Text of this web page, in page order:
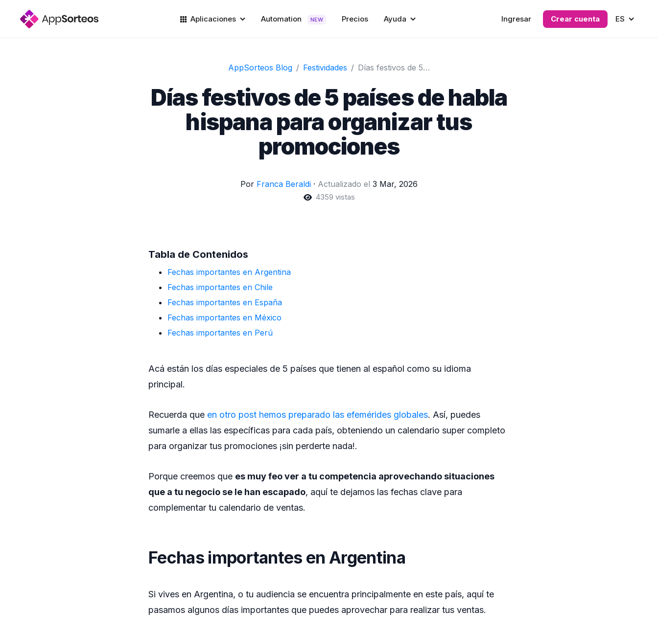
Aplicaciones Automation NEW Precios Ayuda Ingresar Crear cuenta ES
AppSorteos Blog Festividades Días festivos de 5 países de habla hispana para organizar tus promociones
Días festivos de 5 países de habla
hispana para organizar tus
promociones
Por Franca Beraldi · Actualizado el 3 Mar, 2026
4359 vistas
Tabla de Contenidos
Fechas importantes en Argentina
Fechas importantes en Chile
Fechas importantes en España
Fechas importantes en México
Fechas importantes en Perú
Acá están los días especiales de 5 países que tienen al español como su idioma
principal.
Recuerda que en otro post hemos preparado las efemérides globales. Así, puedes
sumarle a ellas las específicas para cada país, obteniendo un calendario super completo
para organizar tus promociones ¡sin perderte nada!.
Porque creemos que es muy feo ver a tu competencia aprovechando situaciones
que a tu negocio se le han escapado, aquí te dejamos las fechas clave para
complementar tu calendario de ventas.
Fechas importantes en Argentina
Si vives en Argentina, o tu audiencia se encuentra principalmente en este país, aquí te
pasamos algunos días importantes que puedes aprovechar para realizar tus ventas.